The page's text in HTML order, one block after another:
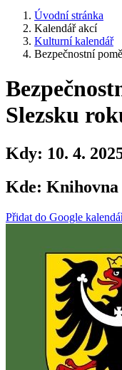
Úvodní stránka
Kalendář akcí
Kulturní kalendář
Bezpečnostní
Slezsku
Kdy: 10. 4.
Kde:
Přidat do Google